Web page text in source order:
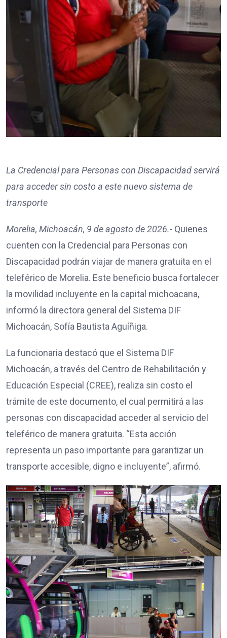
La Credencial para Personas con Discapacidad servirá
para acceder sin costo a este nuevo sistema de
transporte
Morelia, Michoacán, 9 de agosto de 2026.- Quienes
cuenten con la Credencial para Personas con
Discapacidad podrán viajar de manera gratuita en el
teleférico de Morelia. Este beneficio busca fortalecer
la movilidad incluyente en la capital michoacana,
informó la directora general del Sistema DIF
Michoacán, Sofía Bautista Aguíñiga.
La funcionaria destacó que el Sistema DIF
Michoacán, a través del Centro de Rehabilitación y
Educación Especial (CREE), realiza sin costo el
trámite de este documento, el cual permitirá a las
personas con discapacidad acceder al servicio del
teleférico de manera gratuita. “Esta acción
representa un paso importante para garantizar un
transporte accesible, digno e incluyente”, afirmó.